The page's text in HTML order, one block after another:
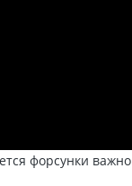
форсунки